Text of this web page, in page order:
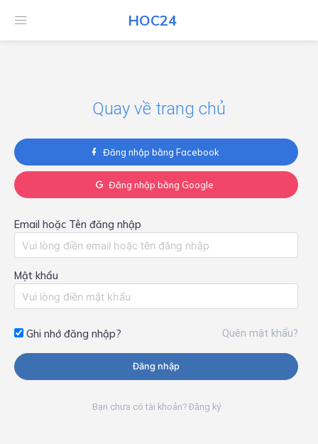
HOC24
HOC24
Quay về trang chủ
Đăng nhập bằng Facebook
Đăng nhập bằng Google
Email hoặc Tên đăng nhập
Mật khẩu
Ghi nhớ đăng nhập? Quên mật khẩu?
Đăng nhập
Bạn chưa có tài khoản? Đăng ký